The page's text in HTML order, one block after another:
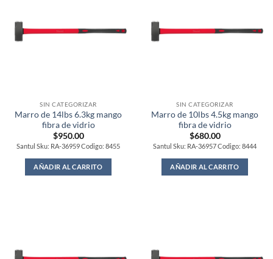
SIN CATEGORIZAR
Marro de 14lbs 6.3kg mango
fibra de vidrio
$950.00
Santul Sku: RA-36959 Codigo: 8455
AÑADIR AL CARRITO
SIN CATEGORIZAR
Marro de 10lbs 4.5kg mango
fibra de vidrio
$680.00
Santul Sku: RA-36957 Codigo: 8444
AÑADIR AL CARRITO